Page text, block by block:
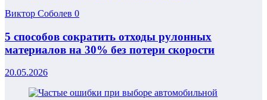
Виктор Соболев 0
5 способов сократить отходы рулонных
материалов на 30% без потери скорости
20.05.2026